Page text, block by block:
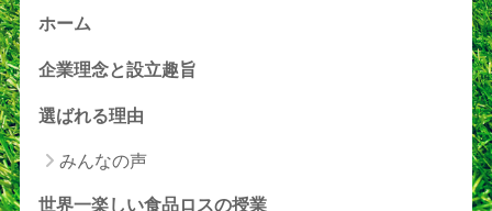
ホーム
企業理念と設立趣旨
選ばれる理由
みんなの声
世界一楽しい食品ロスの授業